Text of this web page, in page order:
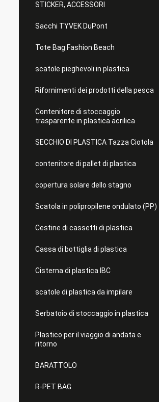
STICKER, ACCESSORI
Sacchi TYVEK DuPont
Tote Bag Fashion Beach
scatole pieghevoli in plastica
Rifornimenti dei prodotti della pesca
Contenitore di stoccaggio
trasparente in plastica acrilica
SECCHIO DI PLASTICA Tazza Ciotola
contenitore di pallet di plastica
copertura solare dello stagno
Scatola in polipropilene ondulato (PP)
Cestine di cassetti di plastica
Cassa di bottiglia di plastica
Cisterna di plastica IBC
scatole di plastica da impilare
Serbatoio di stoccaggio in plastica
Plastico per il viaggio di andata e
ritorno
BARATTOLO
R-PET BAG